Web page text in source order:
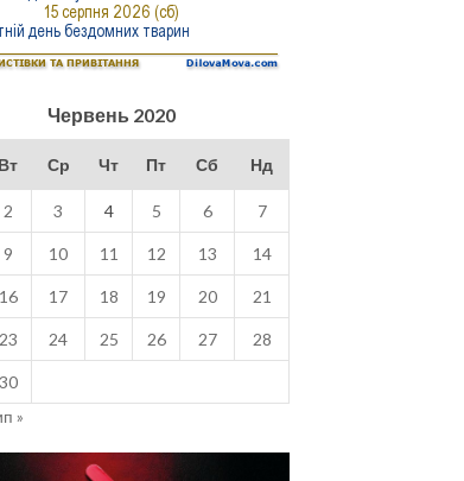
Червень 2020
Вт Ср Чт Пт Сб Нд
2 3 4 5 6 7
9 10 11 12 13 14
16 17 18 19 20 21
23 24 25 26 27 28
30
»